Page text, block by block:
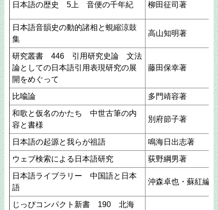
日本語の歴史 5上 音便の千年紀 柳田征司著
日本語音韻史の動的諸相と蜆縮涼鼓
集
高山知明著
研究叢書 446 引用研究史論 文法
論としての日本語引用表現研究の展
開をめぐって
藤田保幸著
比喩論 多門靖容著
和歌と仮名のかたち 中世古筆の内
容と書様
別府節子著
日本語の起源と我らが祖語 鳴海日出志著
ウェブ検索による日本語研究 荻野綱男著
日本語ライブラリー 中国語と日本
語
沖森卓也・蘇紅編著
じっぴコンパクト新書 190 北海